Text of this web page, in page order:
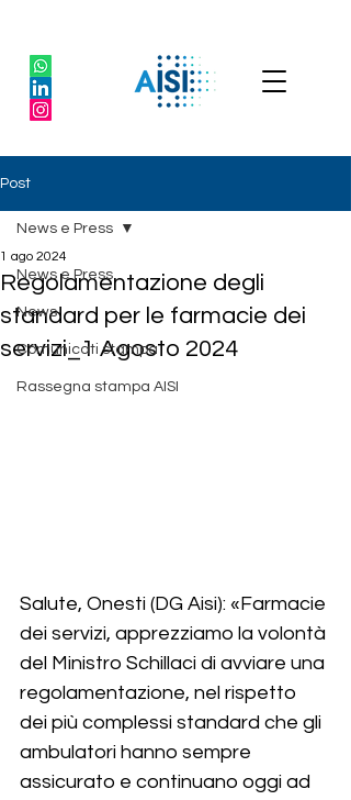
Post
News e Press
News
Comunicati stampa
Rassegna stampa AISI
News e Press
Regolamentazione degli
standard per le farmacie dei
servizi_1 Agosto 2024
1 ago 2024
Salute, Onesti (DG Aisi): «Farmacie
dei servizi, apprezziamo la volontà
del Ministro Schillaci di avviare una
regolamentazione, nel rispetto
dei più complessi standard che gli
ambulatori hanno sempre
assicurato e continuano oggi ad